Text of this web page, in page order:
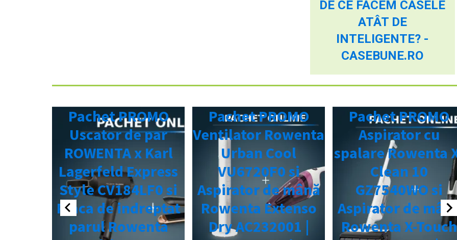
DE CE FACEM CASELE
ATÂT DE
INTELIGENTE? -
CASEBUNE.RO